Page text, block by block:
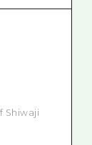
Shiwaji